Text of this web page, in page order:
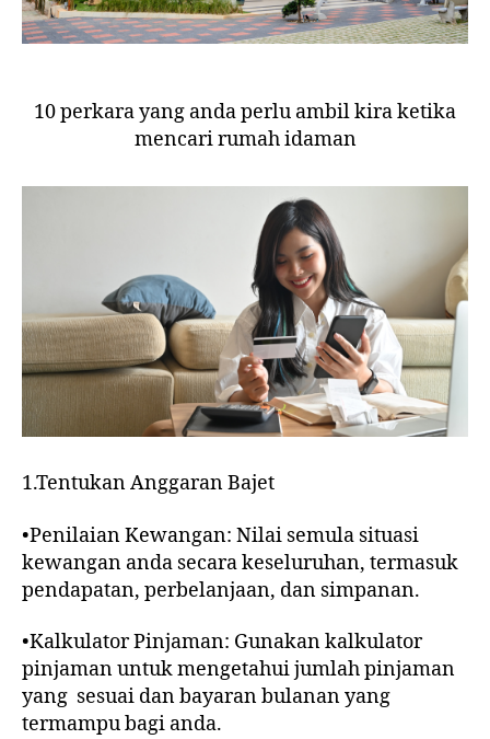
10 perkara yang anda perlu ambil kira ketika
mencari rumah idaman
1.Tentukan Anggaran Bajet
•Penilaian Kewangan: Nilai semula situasi
kewangan anda secara keseluruhan, termasuk
pendapatan, perbelanjaan, dan simpanan.
•Kalkulator Pinjaman: Gunakan kalkulator
pinjaman untuk mengetahui jumlah pinjaman
yang sesuai dan bayaran bulanan yang
termampu bagi anda.